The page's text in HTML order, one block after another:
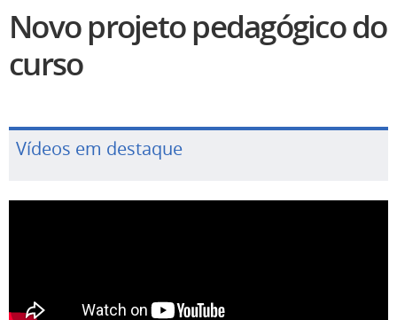
Novo projeto pedagógico do
curso
Vídeos em destaque